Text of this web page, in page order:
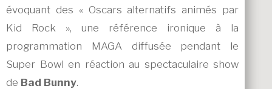
évoquant des « Oscars alternatifs animés par
Kid Rock », une référence ironique à la
programmation MAGA diffusée pendant le
Super Bowl en réaction au spectaculaire show
de Bad Bunny.